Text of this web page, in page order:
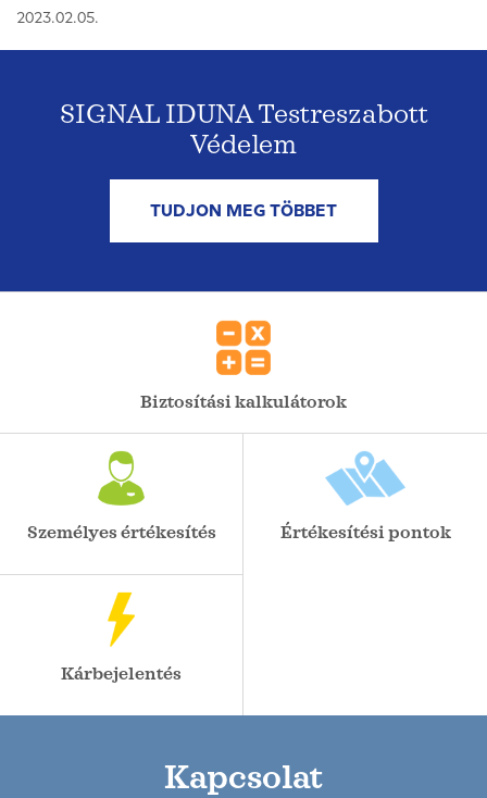
2023.02.05.
SIGNAL IDUNA Testreszabott
Védelem
TUDJON MEG TÖBBET
Biztosítási kalkulátorok
Személyes értékesítés Értékesítési pontok
Kárbejelentés
Kapcsolat